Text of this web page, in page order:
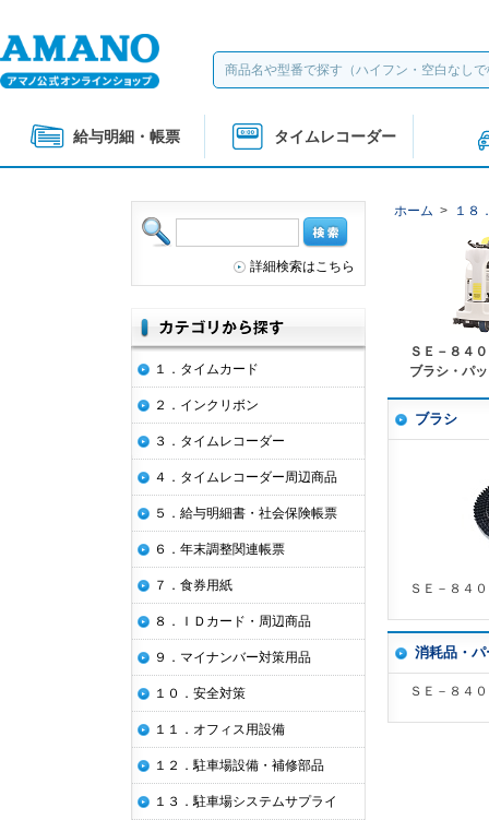
給与明細・帳票 タイムレコーダー
ホーム > １８
ＳＥ－８４
ブラシ・パ
ブラシ
ＳＥ－８４
消耗品・パ
ＳＥ－８４
詳細検索はこちら
１．タイムカード
２．インクリボン
３．タイムレコーダー
４．タイムレコーダー周辺商品
５．給与明細書・社会保険帳票
６．年末調整関連帳票
７．食券用紙
８．ＩＤカード・周辺商品
９．マイナンバー対策用品
１０．安全対策
１１．オフィス用設備
１２．駐車場設備・補修部品
１３．駐車場システムサプライ